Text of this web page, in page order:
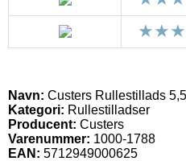
Navn: Custers Rullestillads
Kategori: Rullestilladser
Producent: Custers
Varenummer: 1000-1788
EAN: 5712949000625